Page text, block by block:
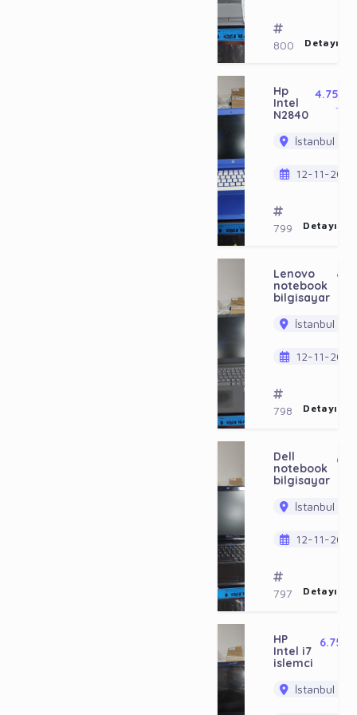
800 Detayı
Hp
Intel
N2840
4.750
TL
İstanbul /
12-11-2023
799 Detayı
Lenovo
notebook
bilgisayar
İstanbul /
12-11-2023
798 Detayı
Dell
notebook
bilgisayar
İstanbul /
12-11-2023
797 Detayı
HP
Intel i7
islemci
6.750
İstanbul /